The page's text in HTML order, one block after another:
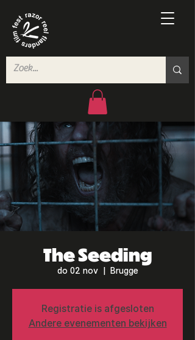
The Seeding
do 02 nov
  |
Brugge
Registratie is afgesloten
Andere evenementen bekijken